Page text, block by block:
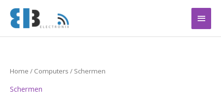
naar
inhoud
Home / Computers / Schermen
Schermen